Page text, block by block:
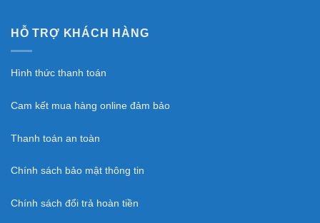
HỖ TRỢ KHÁCH HÀNG
Hình thức thanh toán
Cam kết mua hàng online đảm bảo
Thanh toán an toàn
Chính sách bảo mật thông tin
Chính sách đổi trả hoàn tiền